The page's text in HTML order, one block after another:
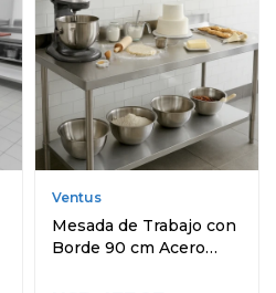
Ventus
Mesada de Trabajo con
Borde 90 cm Acero